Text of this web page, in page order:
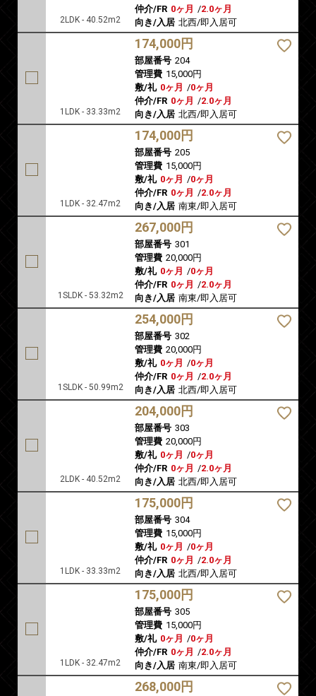
2LDK - 40.52m2
仲介/FR 0ヶ月 /2.0ヶ月
向き/入居 北西/即入居可
1LDK - 33.33m2
174,000円
部屋番号 204
管理費 15,000円
敷/礼 0ヶ月 /0ヶ月
仲介/FR 0ヶ月 /2.0ヶ月
向き/入居 北西/即入居可
1LDK - 32.47m2
174,000円
部屋番号 205
管理費 15,000円
敷/礼 0ヶ月 /0ヶ月
仲介/FR 0ヶ月 /2.0ヶ月
向き/入居 南東/即入居可
1SLDK - 53.32m2
267,000円
部屋番号 301
管理費 20,000円
敷/礼 0ヶ月 /0ヶ月
仲介/FR 0ヶ月 /2.0ヶ月
向き/入居 南東/即入居可
1SLDK - 50.99m2
254,000円
部屋番号 302
管理費 20,000円
敷/礼 0ヶ月 /0ヶ月
仲介/FR 0ヶ月 /2.0ヶ月
向き/入居 北西/即入居可
2LDK - 40.52m2
204,000円
部屋番号 303
管理費 20,000円
敷/礼 0ヶ月 /0ヶ月
仲介/FR 0ヶ月 /2.0ヶ月
向き/入居 北西/即入居可
1LDK - 33.33m2
175,000円
部屋番号 304
管理費 15,000円
敷/礼 0ヶ月 /0ヶ月
仲介/FR 0ヶ月 /2.0ヶ月
向き/入居 北西/即入居可
1LDK - 32.47m2
175,000円
部屋番号 305
管理費 15,000円
敷/礼 0ヶ月 /0ヶ月
仲介/FR 0ヶ月 /2.0ヶ月
向き/入居 南東/即入居可
268,000円